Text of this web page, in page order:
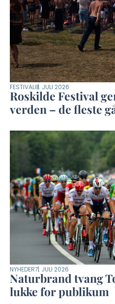
FESTIVAL8. JULI 2026
Roskilde Festival
verden – de fleste
NYHEDER7. JULI 2026
Naturbrand tvang
lukke for publikum